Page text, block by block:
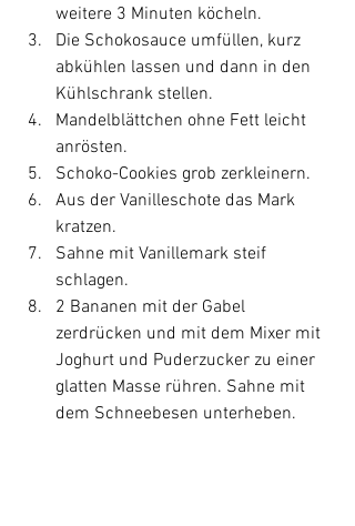
weitere 3 Minuten köcheln.
Die Schokosauce umfüllen, kurz
abkühlen lassen und dann in den
Kühlschrank stellen.
Mandelblättchen ohne Fett leicht
anrösten.
Schoko-Cookies grob zerkleinern.
Aus der Vanilleschote das Mark
kratzen.
Sahne mit Vanillemark steif
schlagen.
2 Bananen mit der Gabel
zerdrücken und mit dem Mixer mit
Joghurt und Puderzucker zu einer
glatten Masse rühren. Sahne mit
dem Schneebesen unterheben.